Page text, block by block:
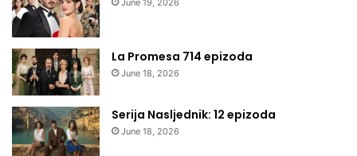
June 19, 2026
La Promesa 714 epizoda
June 18, 2026
Serija Nasljednik: 12 epizoda
June 18, 2026